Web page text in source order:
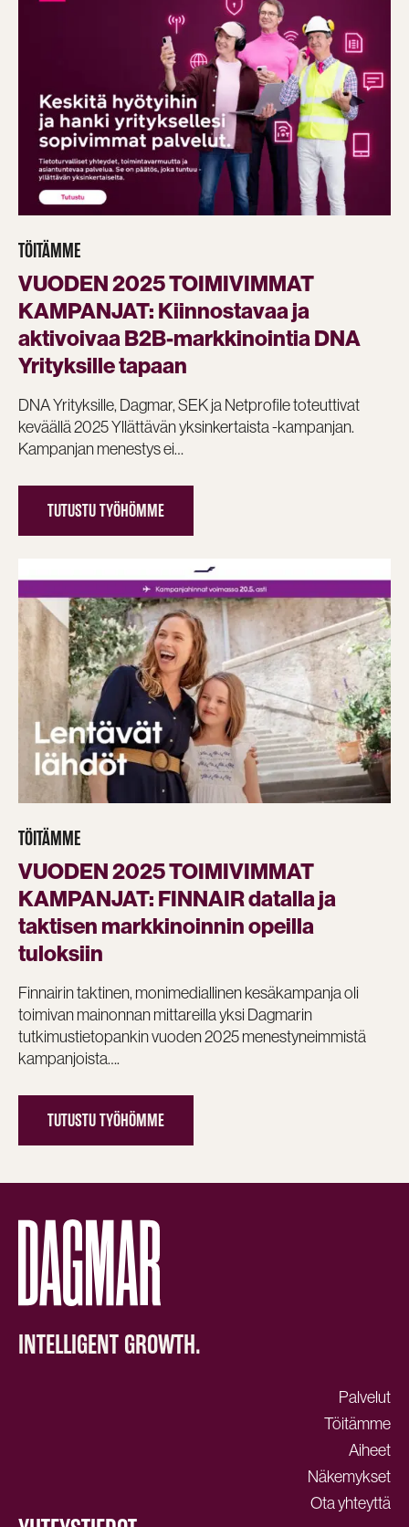
TÖITÄMME
VUODEN 2025 TOIMIVIMMAT
KAMPANJAT: Kiinnostavaa ja
aktivoivaa B2B-markkinointia DNA
Yrityksille tapaan
DNA Yrityksille, Dagmar, SEK ja Netprofile toteuttivat
keväällä 2025 Yllättävän yksinkertaista -kampanjan.
Kampanjan menestys ei…
TUTUSTU TYÖHÖMME
TÖITÄMME
VUODEN 2025 TOIMIVIMMAT
KAMPANJAT: FINNAIR datalla ja
taktisen markkinoinnin opeilla
tuloksiin
Finnairin taktinen, monimediallinen kesäkampanja oli
toimivan mainonnan mittareilla yksi Dagmarin
tutkimustietopankin vuoden 2025 menestyneimmistä
kampanjoista….
TUTUSTU TYÖHÖMME
INTELLIGENT GROWTH.
Palvelut
Töitämme
Aiheet
Näkemykset
Ota yhteyttä